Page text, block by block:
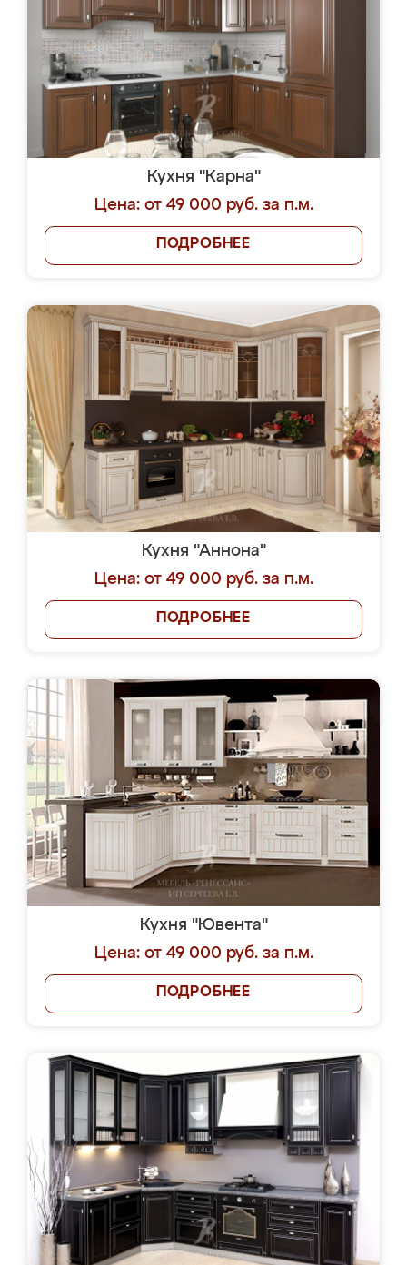
Кухня "Карна"
Цена: от 49 000 руб. за п.м.
ПОДРОБНЕЕ
Кухня "Аннона"
Цена: от 49 000 руб. за п.м.
ПОДРОБНЕЕ
Кухня "Ювента"
Цена: от 49 000 руб. за п.м.
ПОДРОБНЕЕ